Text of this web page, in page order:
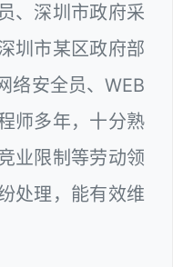
、深圳市政府采
圳市某区政府部
络安全员、WEB
师多年，十分熟
业限制等劳动领
处理，能有效维